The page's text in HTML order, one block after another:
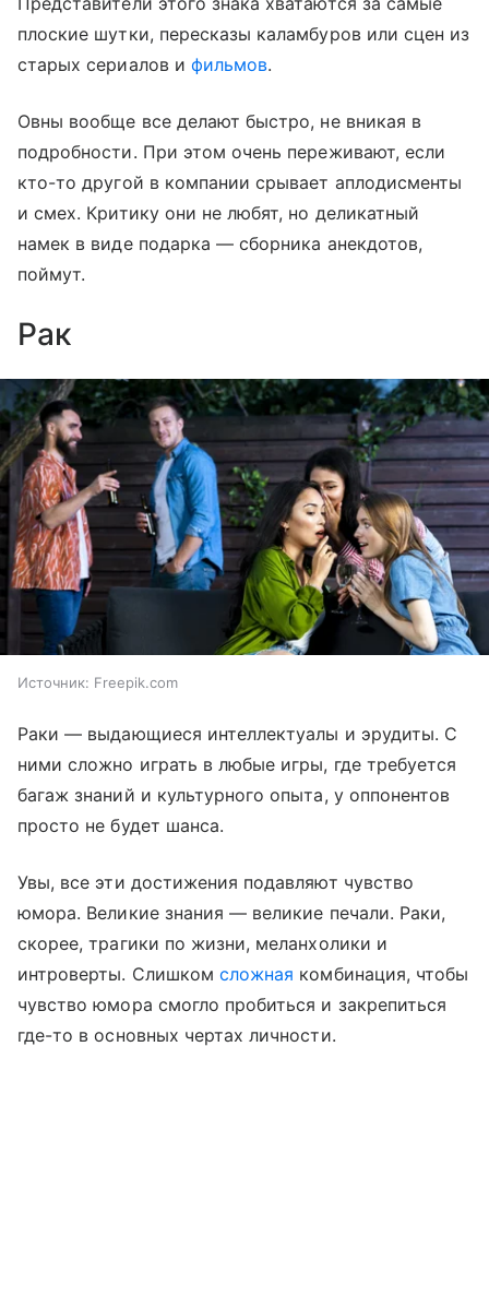
плоские шутки, пересказы каламбуров или сцен из
старых сериалов и фильмов.
Овны вообще все делают быстро, не вникая в
подробности. При этом очень переживают, если
кто-то другой в компании срывает аплодисменты
и смех. Критику они не любят, но деликатный
намек в виде подарка — сборника анекдотов,
поймут.
Рак
Источник: Freepik.com
Раки — выдающиеся интеллектуалы и эрудиты. С
ними сложно играть в любые игры, где требуется
багаж знаний и культурного опыта, у оппонентов
просто не будет шанса.
Увы, все эти достижения подавляют чувство
юмора. Великие знания — великие печали. Раки,
скорее, трагики по жизни, меланхолики и
интроверты. Слишком сложная комбинация, чтобы
чувство юмора смогло пробиться и закрепиться
где-то в основных чертах личности.